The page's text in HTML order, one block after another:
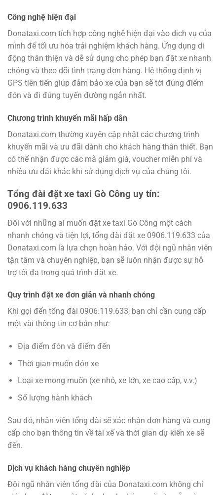
Công nghệ hiện đại
Donataxi.com tích hợp công nghệ hiện đại vào dịch vụ của
mình để tối ưu hóa trải nghiệm khách hàng. Ứng dụng di
động thân thiện và dễ sử dụng cho phép bạn đặt xe nhanh
chóng và theo dõi tình trạng đơn hàng. Hệ thống định vị
GPS tiên tiến giúp đảm bảo xe của bạn sẽ tới đúng điểm
đón và đi đúng tuyến đường ngắn nhất.
Chương trình khuyến mãi hấp dẫn
Donataxi.com thường xuyên cập nhật các chương trình
khuyến mãi và ưu đãi dành cho khách hàng thân thiết. Bạn
có thể nhận được các mã giảm giá, voucher miễn phí và
nhiều ưu đãi khác khi sử dụng dịch vụ của chúng tôi.
Tổng đài đặt xe taxi Gò Công uy tín:
0906.119.633
Đối với những ai muốn đặt xe taxi Gò Công một cách
nhanh chóng và tiện lợi, tổng đài đặt xe 0906.119.633 của
Donataxi.com là lựa chọn hoàn hảo. Với đội ngũ nhân viên
tận tâm và chuyên nghiệp, bạn sẽ luôn nhận được sự hỗ
trợ tối đa trong quá trình đặt xe.
Quy trình đặt xe đơn giản và nhanh chóng
Khi gọi đến tổng đài 0906.119.633, bạn chỉ cần cung cấp
một vài thông tin cơ bản như:
Địa điểm đón và điểm đến
Thời gian muốn đón xe
Loại xe mong muốn (xe nhỏ, xe lớn, xe cao cấp, v.v.)
Số lượng hành khách
Sau đó, nhân viên tổng đài sẽ xác nhận đơn hàng và cung
cấp cho bạn thông tin về tài xế và thời gian dự kiến xe sẽ
đến.
Dịch vụ khách hàng chuyên nghiệp
Đội ngũ nhân viên tổng đài của Donataxi.com không chỉ